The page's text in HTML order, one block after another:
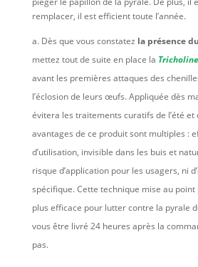
remplacer, il est efficient toute l’année.
Dès que vous constatez la présence du
mettez tout de suite en place la
avant les premières attaques des
l’éclosion de leurs œufs. Appliquée dès
évitera les traitements curatifs de l’été et
avantages de ce produit sont multiples :
d’utilisation, invisible dans les buis et
risque d’application pour les usagers, ni
spécifique. Cette technique mise au point
plus efficace pour lutter contre la pyrale
vous être livré 24 heures après la
pas.